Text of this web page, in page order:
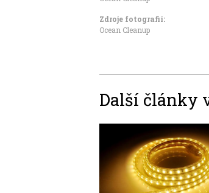
Zdroje fotografii:
Ocean Cleanup
Další články